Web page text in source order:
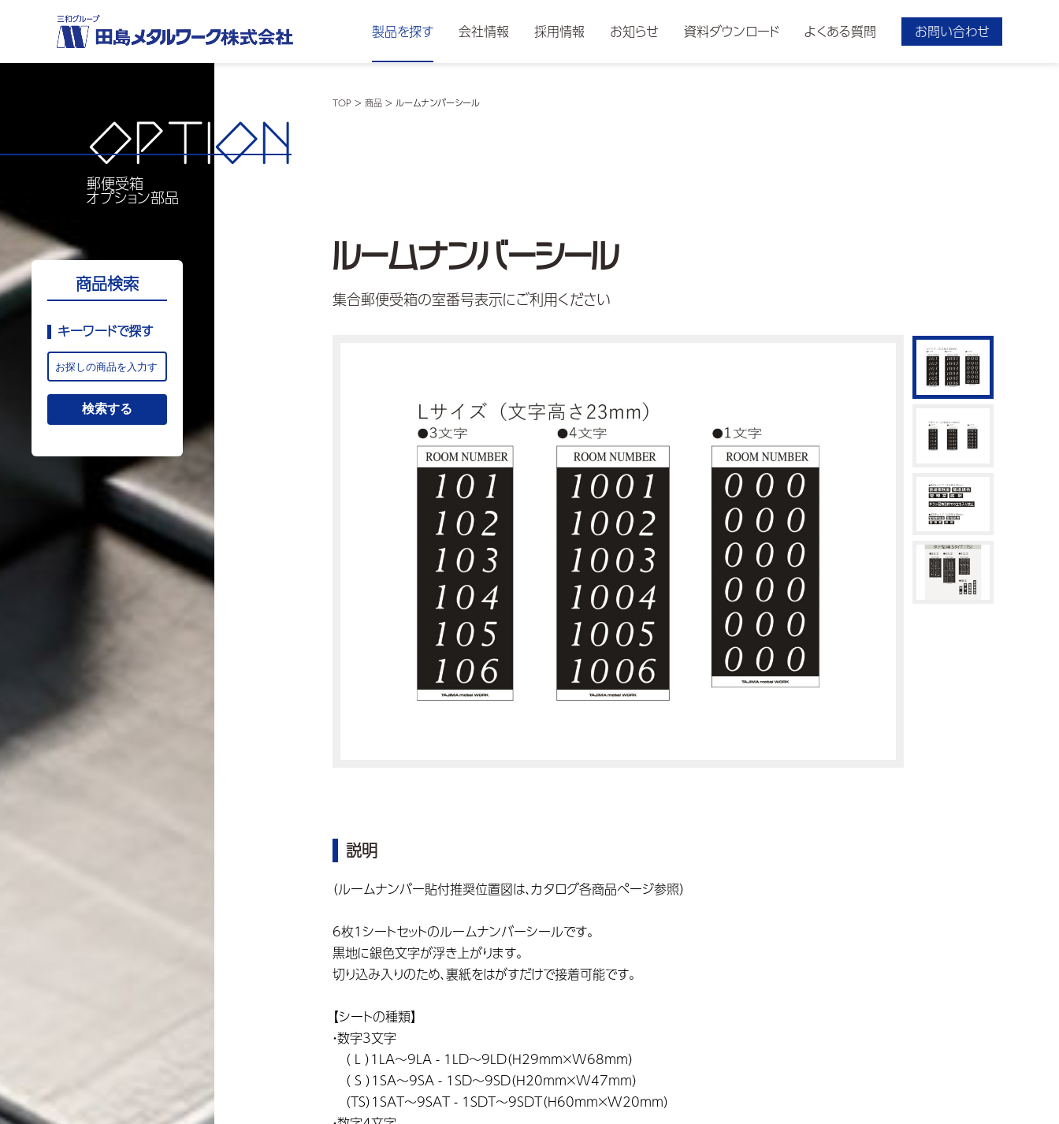
製品を探す 会社情報 採用情報 お知らせ 資料ダウンロード よくある質問 お問い合わせ
商品検索
キーワードで探す
TOP > 商品 > ルームナンバーシール
OPTION
郵便受箱
オプション部品
ルームナンバーシール
集合郵便受箱の室番号表示にご利用ください
説明
（ルームナンバー貼付推奨位置図は、カタログ各商品ページ参照）
6枚1シートセットのルームナンバーシールです。
黒地に銀色文字が浮き上がります。
切り込み入りのため、裏紙をはがすだけで接着可能です。
【シートの種類】
・数字3文字
（ L ）1LA～9LA - 1LD〜9LD（H29mm×W68mm）
（ S ）1SA～9SA - 1SD〜9SD（H20mm×W47mm）
（TS）1SAT〜9SAT - 1SDT〜9SDT（H60mm×W20mm）